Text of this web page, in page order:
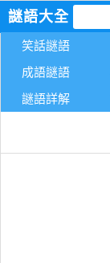
謎語大全
笑話謎語
成語謎語
謎語詳解